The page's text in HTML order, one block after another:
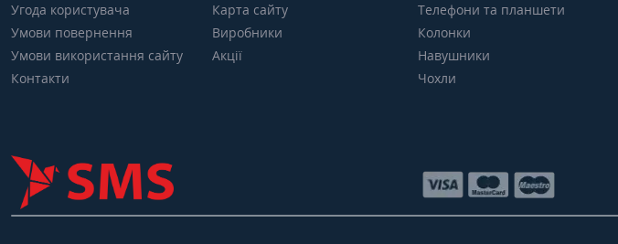
Угода користувача
Умови повернення
Умови використання сайту
Контакти
Карта сайту
Виробники
Акції
Телефони та планшети
Колонки
Навушники
Чохли